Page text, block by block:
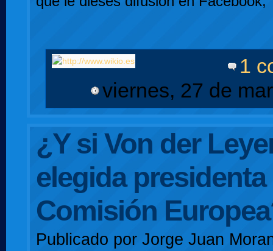
1
viernes, 27 de
¿Y si Von der
elegida presidenta
Comisión
Publicado por Jorge Juan